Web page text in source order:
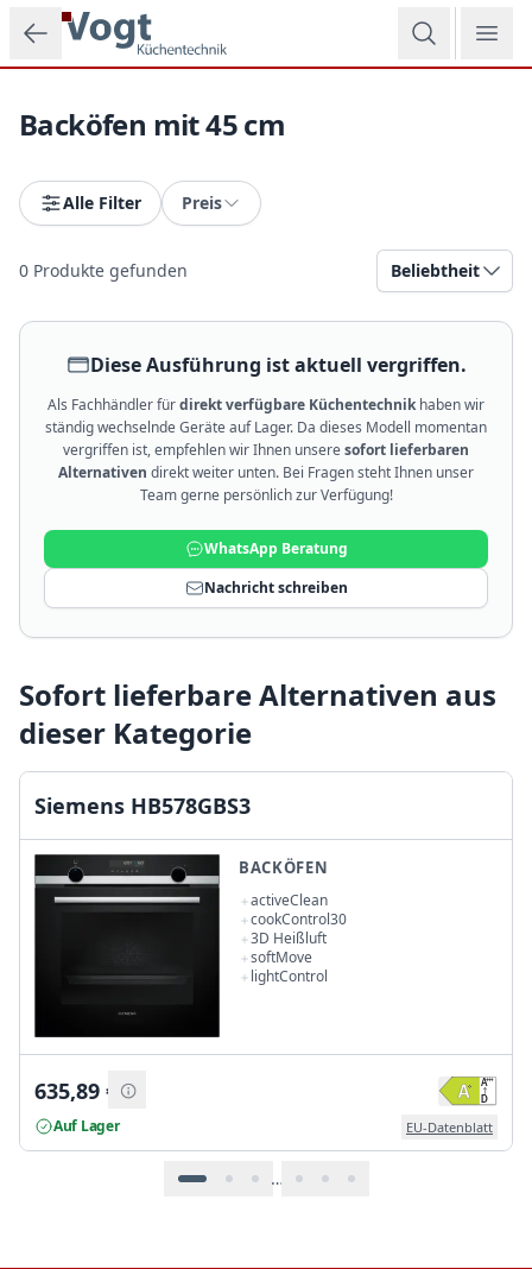
Zum Hauptinhalt springen
Backöfen mit 45 cm
Alle Filter Preis
0 Produkte gefunden Beliebtheit
Diese Ausführung ist aktuell vergriffen.
Als Fachhändler fürdirekt verfügbare Küchentechnikhaben wir
ständig wechselnde Geräte auf Lager. Da dieses Modell momentan
vergriffen ist, empfehlen wir Ihnen unseresofort lieferbaren
Alternativen direkt weiter unten. Bei Fragen steht Ihnen unser
Team gerne persönlich zur Verfügung!
WhatsApp Beratung
Nachricht schreiben
Sofort lieferbare Alternativen aus
dieser Kategorie
Siemens HB578GBS3
BACKÖFEN
activeClean
cookControl30
3D Heißluft
softMove
lightControl
635,89 €
Auf Lager EU-Datenblatt
…